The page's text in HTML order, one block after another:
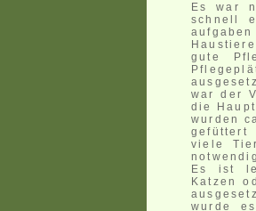
Es war
schnell
gute
war der
die
wurden
gefüttert
viele
Es ist
Katzen
wurde